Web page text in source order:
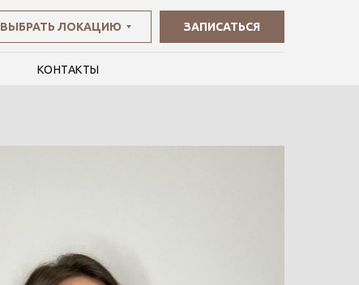
ВЫБРАТЬ ЛОКАЦИЮ ЗАПИСАТЬСЯ
КОНТАКТЫ